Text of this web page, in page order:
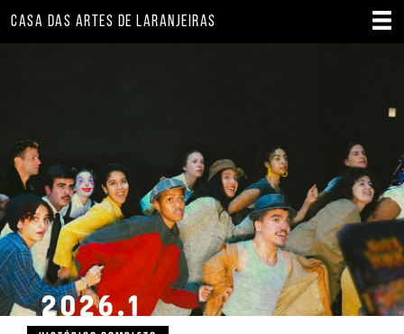
CASA DAS ARTES DE LARANJEIRAS
2026.1